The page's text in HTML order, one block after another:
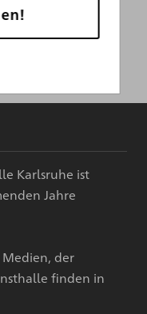
werden. Weitere
Karlsruhe ist
Jahre
der
finden in